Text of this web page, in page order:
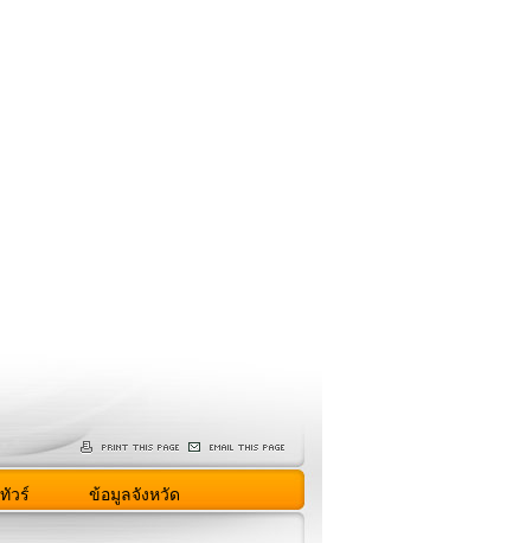
วร์ ข้อมูลจังหวัด